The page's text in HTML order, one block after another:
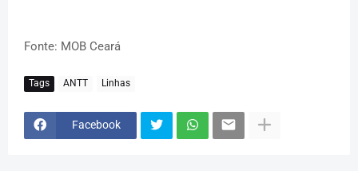
Fonte: MOB Ceará
Tags ANTT Linhas
Facebook